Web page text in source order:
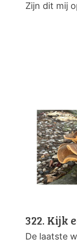
Zijn dit mij
322. Kijk
De laatste